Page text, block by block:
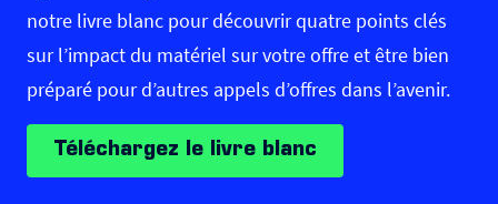
notre livre blanc pour découvrir quatre points clés
sur l’impact du matériel sur votre offre et être bien
préparé pour d’autres appels d’offres dans l’avenir.
Téléchargez le livre blanc